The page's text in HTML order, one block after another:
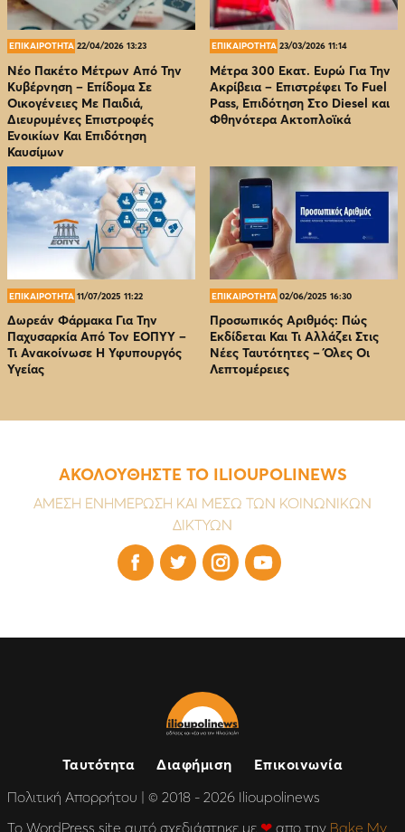
ΕΠΙΚΑΙΡΟΤΗΤΑ 22/04/2026 13:23
Νέο Πακέτο Μέτρων Από Την
Κυβέρνηση – Επίδομα Σε
Οικογένειες Με Παιδιά,
Διευρυμένες Επιστροφές
Ενοικίων Και Επιδότηση
Καυσίμων
ΕΠΙΚΑΙΡΟΤΗΤΑ 23/03/2026 11:14
Μέτρα 300 Εκατ. Ευρώ Για Την
Ακρίβεια – Επιστρέφει Το Fuel
Pass, Επιδότηση Στο Diesel και
Φθηνότερα Ακτοπλοϊκά
ΕΠΙΚΑΙΡΟΤΗΤΑ 11/07/2025 11:22
Δωρεάν Φάρμακα Για Την
Παχυσαρκία Από Τον EOΠΥΥ –
Τι Ανακοίνωσε Η Υφυπουργός
Υγείας
ΕΠΙΚΑΙΡΟΤΗΤΑ 02/06/2025 16:30
Προσωπικός Αριθμός: Πώς
Εκδίδεται Και Τι Αλλάζει Στις
Νέες Ταυτότητες – Όλες Οι
Λεπτομέρειες
ΑΚΟΛΟΥΘΗΣΤΕ ΤΟ ILIOUPOLINEWS
ΑΜΕΣΗ ΕΝΗΜΕΡΩΣΗ ΚΑΙ ΜΕΣΩ ΤΩΝ ΚΟΙΝΩΝΙΚΩΝ
ΔΙΚΤΥΩΝ
   
Ταυτότητα Διαφήμιση
Επικοινωνία
Πολιτική Απορρήτου | © 2018 - 2026 Ilioupolinews
Το WordPress site αυτό σχεδιάστηκε με ❤ απο την Bake My